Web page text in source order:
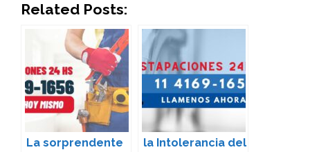
Related Posts:
La sorprendente
la Intolerancia del